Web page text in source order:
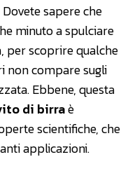
sapere che
minuto a spulciare
per scoprire qualche
non compare sugli
Ebbene, questa
di birraè
scientifiche, che
applicazioni.